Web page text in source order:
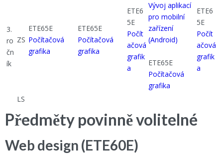
3.
ro
čn
ík
ZS
ETE65E
Počítačová
grafika
ETE65E
Počítačová
grafika
ETE6
5E
Počít
ačová
grafik
a
Vývoj aplikací
pro mobilní
zařízení
(Android)
ETE65E
Počítačová
grafika
ETE6
5E
Počít
ačová
grafik
a
LS
Předměty povinně volitelné
Web design (ETE60E)